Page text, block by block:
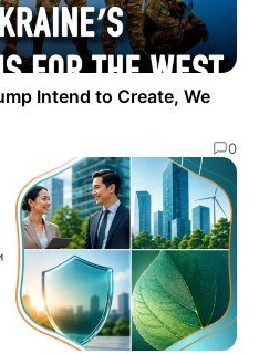
Intend to Create, We
0